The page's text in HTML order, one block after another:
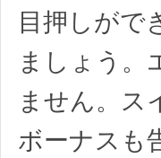
目押しがで
ましょう。
ません。ス
ボーナスも